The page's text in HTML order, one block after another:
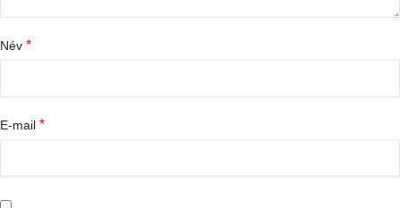
Név *
E-mail *